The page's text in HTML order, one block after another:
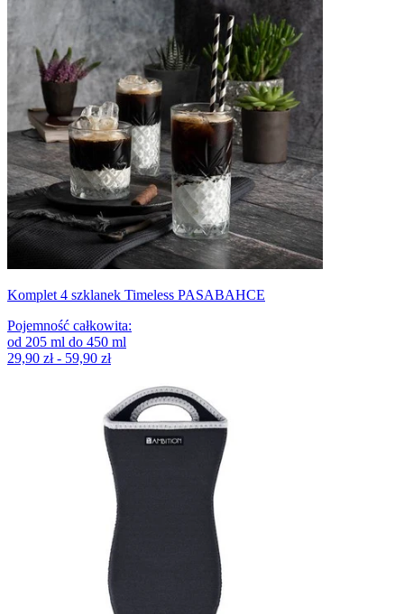
Komplet 4 szklanek Timeless PASABAHCE
Pojemność całkowita:
od 205 ml do 450 ml
29,90 zł - 59,90 zł